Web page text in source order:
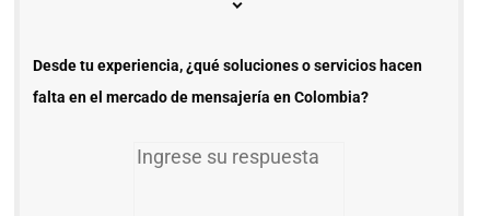
Desde tu experiencia, ¿qué soluciones o servicios hacen
falta en el mercado de mensajería en Colombia?